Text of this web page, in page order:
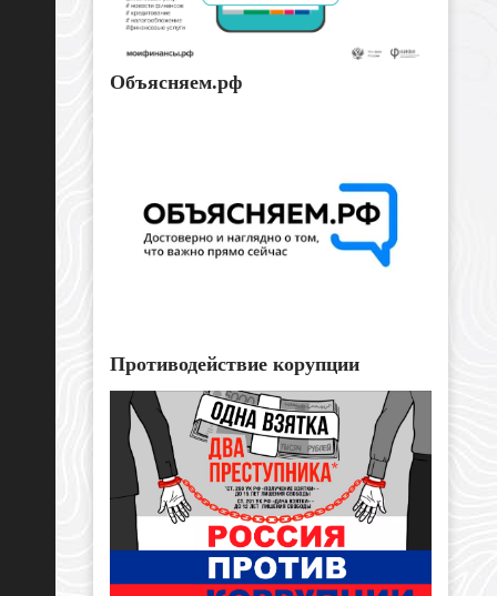
Объясняем.рф
Противодействие корупции